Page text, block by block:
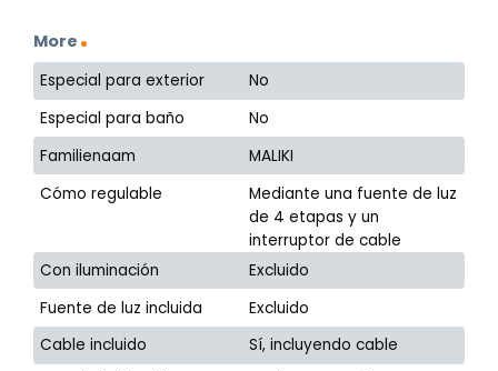
More
Especial para exterior
No
Especial para baño
No
Familienaam
MALIKI
Cómo regulable
Mediante una fuente de luz
de 4 etapas y un
interruptor de cable
Con iluminación
Excluido
Fuente de luz incluida
Excluido
Cable incluido
Sí, incluyendo cable